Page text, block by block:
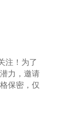
注！为了
力，邀请
保密，仅